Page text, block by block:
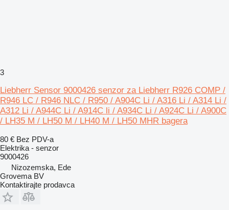
3
Liebherr Sensor 9000426 senzor za Liebherr R926 COMP /
R946 LC / R946 NLC / R950 / A904C Li / A316 Li / A314 Li /
A312 Li / A944C Li / A914C li / A934C Li / A924C Li / A900C
/ LH35 M / LH50 M / LH40 M / LH50 MHR bagera
80 € Bez PDV-a
Elektrika - senzor
9000426
Nizozemska, Ede
Grovema BV
Kontaktirajte prodavca